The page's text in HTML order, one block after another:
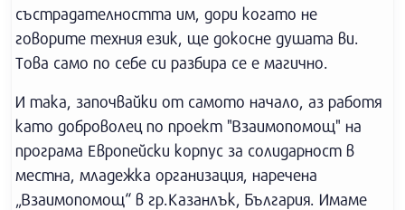
състрадателността им, дори когато не
говорите техния език, ще докосне душата ви.
Това само по себе си разбира се е магично.
И така, започвайки от самото начало, аз работя
като доброволец по проект "Взаимопомощ" на
програма Европейски корпус за солидарност в
местна, младежка организация, наречена
„Взаимопомощ“ в гр.Казанлък, България. Имаме